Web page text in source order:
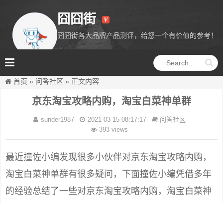
囧囧街
囧囧街各大品牌产品测评，给您一个有价值的参考！
首页 » 问答社区 » 正文内容
京东淘宝攻略内购，淘宝白菜神单群
sunder1987 2021-03-15 08:17:17
问答社区
393 views
最近撞佐小编发现很多小伙伴对京东淘宝攻略内购，
淘宝白菜神单群有很多疑问，下面撞佐小编凭借多年
的经验总结了一些对京东淘宝攻略内购，淘宝白菜神